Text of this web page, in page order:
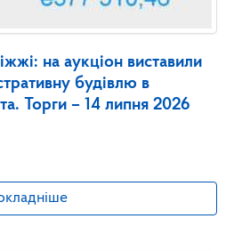
на аукціон виставили
будівлю в
Торги – 14 липня 2026